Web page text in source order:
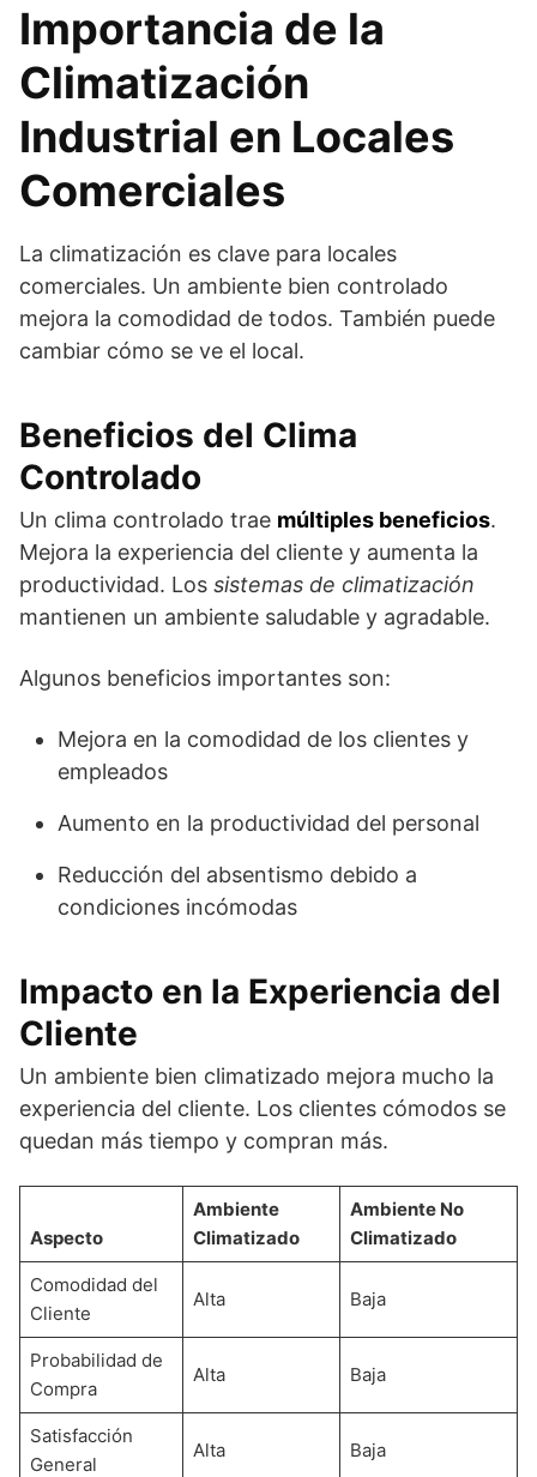
Importancia de la
Climatización
Industrial en Locales
Comerciales
La climatización es clave para locales
comerciales. Un ambiente bien controlado
mejora la comodidad de todos. También puede
cambiar cómo se ve el local.
Beneficios del Clima
Controlado
Un clima controlado trae múltiples beneficios.
Mejora la experiencia del cliente y aumenta la
productividad. Los sistemas de climatización
mantienen un ambiente saludable y agradable.
Algunos beneficios importantes son:
Mejora en la comodidad de los clientes y
empleados
Aumento en la productividad del personal
Reducción del absentismo debido a
condiciones incómodas
Impacto en la Experiencia del
Cliente
Un ambiente bien climatizado mejora mucho la
experiencia del cliente. Los clientes cómodos se
quedan más tiempo y compran más.
Aspecto
Ambiente
Climatizado
Ambiente No
Climatizado
Comodidad del
Cliente
Alta Baja
Probabilidad de
Compra
Alta Baja
Satisfacción
General
Alta Baja